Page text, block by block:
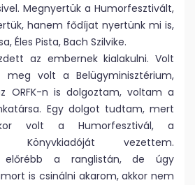
Megnyertük a Humorfesztivált,
hanem fődíjat nyertünk mi is,
Éles Pista, Bach Szilvike.
az embernek kialakulni. Volt
volt a Belügyminisztérium,
ORFK-n is dolgoztam, voltam a
Egy dolgot tudtam, mert
volt a Humorfesztivál, a
Könyvkiadóját vezettem.
előrébb a ranglistán, de úgy
is csinálni akarom, akkor nem